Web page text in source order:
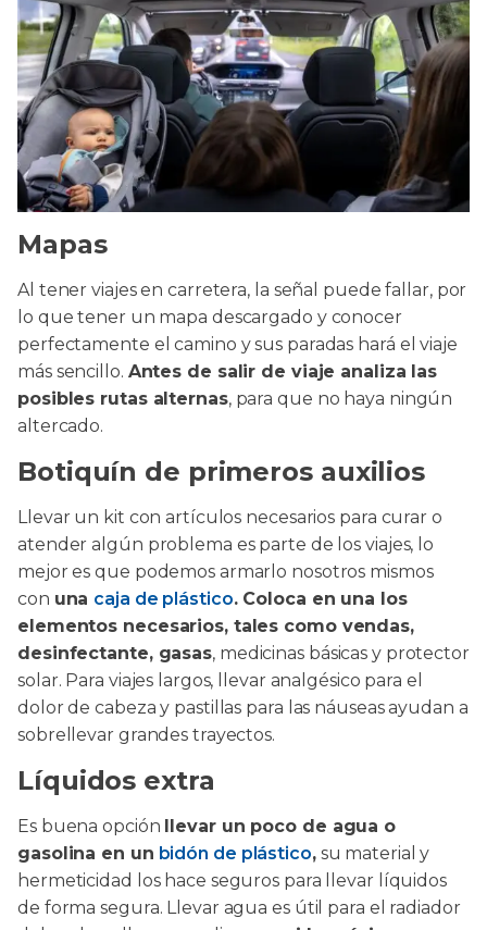
Mapas
Al tener viajes en carretera, la señal puede fallar, por
lo que tener un mapa descargado y conocer
perfectamente el camino y sus paradas hará el viaje
más sencillo. Antes de salir de viaje analiza las
posibles rutas alternas, para que no haya ningún
altercado.
Botiquín de primeros auxilios
Llevar un kit con artículos necesarios para curar o
atender algún problema es parte de los viajes, lo
mejor es que podemos armarlo nosotros mismos
con una caja de plástico. Coloca en una los
elementos necesarios, tales como vendas,
desinfectante, gasas, medicinas básicas y protector
solar. Para viajes largos, llevar analgésico para el
dolor de cabeza y pastillas para las náuseas ayudan a
sobrellevar grandes trayectos.
Líquidos extra
Es buena opción llevar un poco de agua o
gasolina en un bidón de plástico,su material y
hermeticidad los hace seguros para llevar líquidos
de forma segura. Llevar agua es útil para el radiador